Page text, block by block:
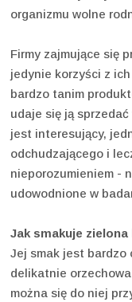
organizmu wolne
Firmy zajmujące się
jedynie korzyści z
bardzo tanim
udaje się ją
jest interesujący,
odchudzającego i
nieporozumieniem -
udowodnione w
Jak smakuje zielona
Jej smak jest
delikatnie
można się do niej